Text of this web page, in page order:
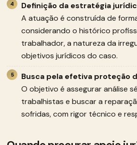
Definição da estratégia
A atuação é construída de
considerando o histórico
trabalhador, a natureza da
objetivos jurídicos do caso.
Busca pela efetiva proteção
O objetivo é assegurar análise
trabalhistas e buscar a
sofridas, com rigor técnico e